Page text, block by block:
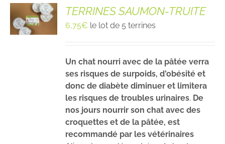
TERRINES SAUMON-TRUITE
6,75€ le lot de 5 terrines
Un chat nourri avec de la pâtée verra
ses risques de surpoids, d'obésité et
donc de diabète diminuer et limitera
les risques de troubles urinaires. De
nos jours nourrir son chat avec des
croquettes et de la pâtée, est
recommandé par les vétérinaires